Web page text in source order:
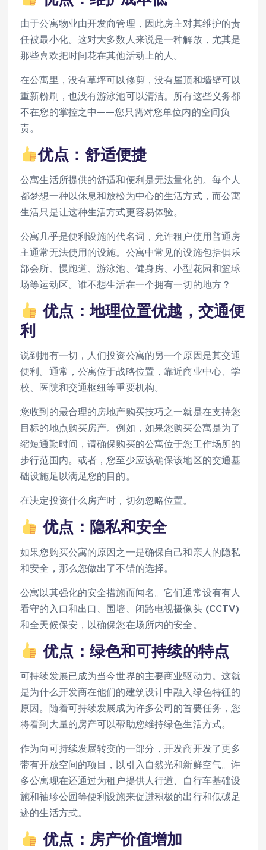
由于公寓物业由开发商管理，因此房主对其维护的责
任被最小化。这对大多数人来说是一种解放，尤其是
那些喜欢把时间花在其他活动上的人。
在公寓里，没有草坪可以修剪，没有屋顶和墙壁可以
重新粉刷，也没有游泳池可以清洁。所有这些义务都
不在您的掌控之中——您只需对您单位内的空间负
责。
优点：舒适便捷
公寓生活所提供的舒适和便利是无法量化的。每个人
都梦想一种以休息和放松为中心的生活方式，而公寓
生活只是让这种生活方式更容易体验。
公寓几乎是便利设施的代名词，允许租户使用普通房
主通常无法使用的设施。公寓中常见的设施包括俱乐
部会所、慢跑道、游泳池、健身房、小型花园和篮球
场等运动区。谁不想生活在一个拥有一切的地方？
优点：地理位置优越，交通便
利
说到拥有一切，人们投资公寓的另一个原因是其交通
便利。通常，公寓位于战略位置，靠近商业中心、学
校、医院和交通枢纽等重要机构。
您收到的最合理的房地产购买技巧之一就是在支持您
目标的地点购买房产。例如，如果您购买公寓是为了
缩短通勤时间，请确保购买的公寓位于您工作场所的
步行范围内。或者，您至少应该确保该地区的交通基
础设施足以满足您的目的。
在决定投资什么房产时，切勿忽略位置。
优点：隐私和安全
如果您购买公寓的原因之一是确保自己和亲人的隐私
和安全，那么您做出了不错的选择。
公寓以其强化的安全措施而闻名。它们通常设有有人
看守的入口和出口、围墙、闭路电视摄像头 (CCTV)
和全天候保安，以确保您在场所内的安全。
优点：绿色和可持续的特点
可持续发展已成为当今世界的主要商业驱动力。这就
是为什么开发商在他们的建筑设计中融入绿色特征的
原因。随着可持续发展成为许多公司的首要任务，您
将看到大量的房产可以帮助您维持绿色生活方式。
作为向可持续发展转变的一部分，开发商开发了更多
带有开放空间的项目，以引入自然光和新鲜空气。许
多公寓现在还通过为租户提供人行道、自行车基础设
施和袖珍公园等便利设施来促进积极的出行和低碳足
迹的生活方式。
优点：房产价值增加